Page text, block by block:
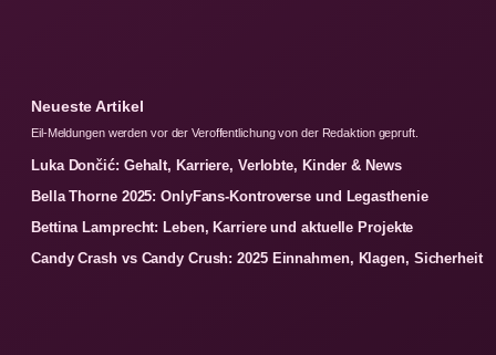
Neueste Artikel
Eil-Meldungen werden vor der Veroffentlichung von der Redaktion gepruft.
Luka Dončić: Gehalt, Karriere, Verlobte, Kinder & News
Bella Thorne 2025: OnlyFans-Kontroverse und Legasthenie
Bettina Lamprecht: Leben, Karriere und aktuelle Projekte
Candy Crash vs Candy Crush: 2025 Einnahmen, Klagen, Sicherheit